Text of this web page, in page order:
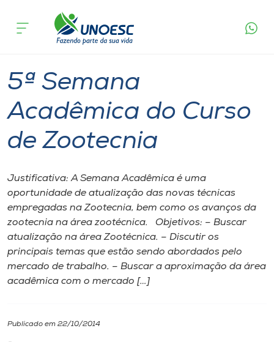
Cursos
Pesquisa
Atendimento ao Estudante
Portal de Ensino
A
Internacionalização
acontece
5ª Semana
Acadêmica do Curso
de Zootecnia
Justificativa: A Semana Acadêmica é uma
oportunidade de atualização das novas técnicas
empregadas na Zootecnia, bem como os avanços da
zootecnia na área zootécnica. Objetivos: – Buscar
atualização na área Zootécnica. – Discutir os
principais temas que estão sendo abordados pelo
mercado de trabalho. – Buscar a aproximação da área
acadêmica com o mercado […]
Publicado em 22/10/2014